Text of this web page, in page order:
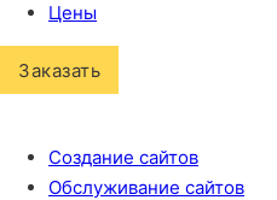
Цены
Заказать
Создание сайтов
Обслуживание сайтов